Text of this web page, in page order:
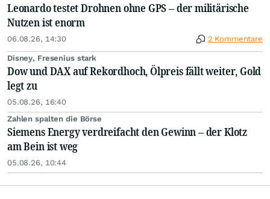
Leonardo testet Drohnen ohne GPS – der militärische
Nutzen ist enorm
06.08.26, 14:30 2 Kommentare
Disney, Fresenius stark
Dow und DAX auf Rekordhoch, Ölpreis fällt weiter, Gold
legt zu
05.08.26, 16:40
Zahlen spalten die Börse
Siemens Energy verdreifacht den Gewinn – der Klotz
am Bein ist weg
05.08.26, 10:44